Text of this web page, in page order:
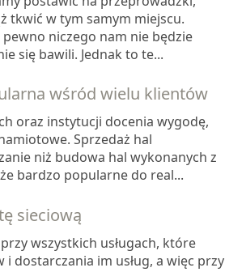
tkwić w tym samym miejscu.
niczego nam nie będzie
się bawili. Jednak to te...
wśród wielu klientów
oraz instytucji docenia wygodę,
Sprzedaż hal
niż budowa hal wykonanych z
bardzo popularne do real...
sieciową
wszystkich usługach, które
dostarczania im usług, a więc przy